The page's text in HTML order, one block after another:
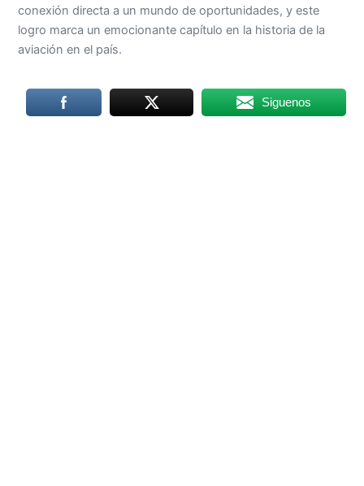
conexión directa a un mundo de oportunidades, y este
logro marca un emocionante capítulo en la historia de la
aviación en el país.
Siguenos